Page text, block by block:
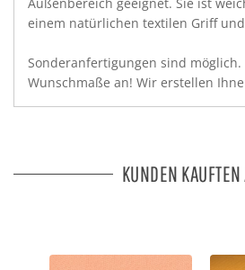
einem natürlichen textilen Griff
Sonderanfertigungen sind
Wunschmaße an! Wir erstellen
KUNDEN KAUFTEN